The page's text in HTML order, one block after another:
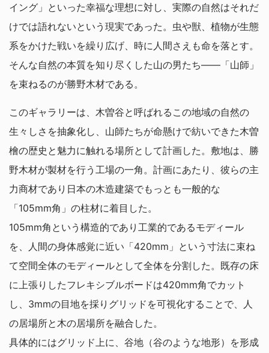
イング」といった幸福な理想に対し、実際の自然はそれだ
けでは語れないという現実であった。虫や獣、植物が生態
系をかけた戦いを繰り広げ、時に人間さえも命を落とす。
そんな自然の本質を知り尽くした山の男たち――「山師」
を束ねるのが勝野木材である。
このギャラリーは、木曽谷と呼ばれるこの地域の自然の
生々しさを抽象化し、山師たちが命懸けで紡いできた木曽
檜の歴史と魅力に触れる場所として計画した。敷地は、勝
野木材が製材を行う工場の一角。計画にあたり、彼らの主
力商材であり日本の木造建築でもっとも一般的な
「105mm角」の柱材に着目した。
105mm角という構造的であり工業的であるモディール
を、人間の身体感覚に近い「420mm」という寸法に束ね
て空間全体のモディールとして全体を分割した。既存の床
に上張りしたフレキシブルボードは420mm角でカット
し、3mmの目地を採りグリッドを可視化することで、人
の居場所と木の居場所を融合した。
具体的にはグリッド上に、谷地（谷のような地形）を形成